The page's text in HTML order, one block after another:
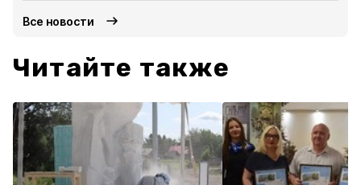
Все новости
Читайте также